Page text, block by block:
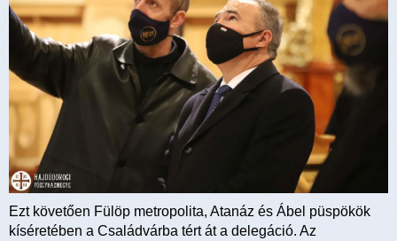
Ezt követően Fülöp metropolita, Atanáz és Ábel püspökök
kíséretében a Családvárba tért át a delegáció. Az